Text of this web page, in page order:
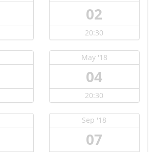
02
20:30
May '18
04
20:30
Sep '18
07